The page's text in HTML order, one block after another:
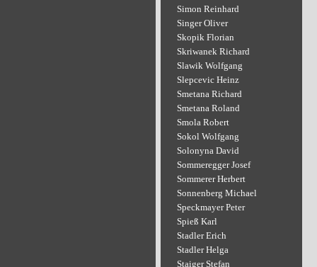
Simon Reinhard
Singer Oliver
Skopik Florian
Skriwanek Richard
Slawik Wolfgang
Slepcevic Heinz
Smetana Richard
Smetana Roland
Smola Robert
Sokol Wolfgang
Solonyna David
Sommeregger Josef
Sommerer Herbert
Sonnenberg Michael
Speckmayer Peter
Spieß Karl
Stadler Erich
Stadler Helga
Staiger Stefan